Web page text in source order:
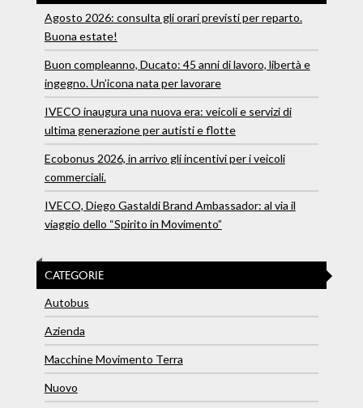
Agosto 2026: consulta gli orari previsti per reparto.
Buona estate!
Buon compleanno, Ducato: 45 anni di lavoro, libertà e
ingegno. Un’icona nata per lavorare
IVECO inaugura una nuova era: veicoli e servizi di
ultima generazione per autisti e flotte
Ecobonus 2026, in arrivo gli incentivi per i veicoli
commerciali.
IVECO, Diego Gastaldi Brand Ambassador: al via il
viaggio dello “Spirito in Movimento”
CATEGORIE
Autobus
Azienda
Macchine Movimento Terra
Nuovo